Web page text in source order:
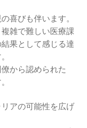
喜びも伴います。
雑で難しい医療課
果として感じる達
から認められた
アの可能性を広げ